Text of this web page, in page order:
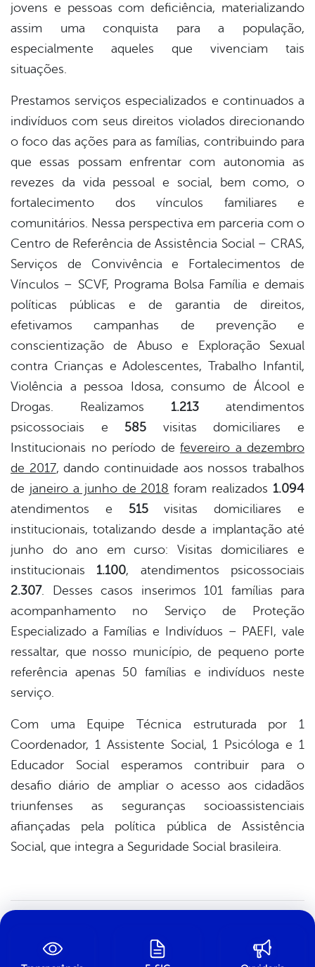
jovens e pessoas com deficiência, materializando
assim uma conquista para a população,
especialmente aqueles que vivenciam tais
situações.
Prestamos serviços especializados e continuados a
indivíduos com seus direitos violados direcionando
o foco das ações para as famílias, contribuindo para
que essas possam enfrentar com autonomia as
revezes da vida pessoal e social, bem como, o
fortalecimento dos vínculos familiares e
comunitários. Nessa perspectiva em parceria com o
Centro de Referência de Assistência Social – CRAS,
Serviços de Convivência e Fortalecimentos de
Vínculos – SCVF, Programa Bolsa Família e demais
políticas públicas e de garantia de direitos,
efetivamos campanhas de prevenção e
conscientização de Abuso e Exploração Sexual
contra Crianças e Adolescentes, Trabalho Infantil,
Violência a pessoa Idosa, consumo de Álcool e
Drogas. Realizamos 1.213 atendimentos
psicossociais e 585 visitas domiciliares e
Institucionais no período de fevereiro a dezembro
de 2017, dando continuidade aos nossos trabalhos
de janeiro a junho de 2018 foram realizados 1.094
atendimentos e 515visitas domiciliares e
institucionais, totalizando desde a implantação até
junho do ano em curso: Visitas domiciliares e
institucionais 1.100, atendimentos psicossociais
2.307. Desses casos inserimos 101 famílias para
acompanhamento no Serviço de Proteção
Especializado a Famílias e Indivíduos – PAEFI, vale
ressaltar, que nosso município, de pequeno porte
referência apenas 50 famílias e indivíduos neste
serviço.
Com uma Equipe Técnica estruturada por 1
Coordenador, 1 Assistente Social, 1 Psicóloga e 1
Educador Social esperamos contribuir para o
desafio diário de ampliar o acesso aos cidadãos
triunfenses as seguranças socioassistenciais
afiançadas pela política pública de Assistência
Social, que integra a Seguridade Social brasileira.